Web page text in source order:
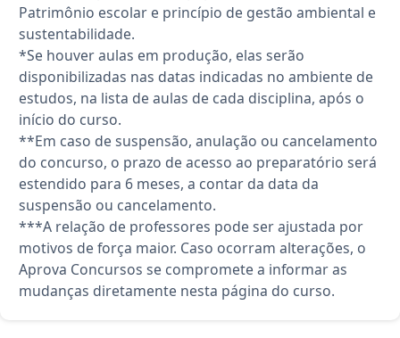
Patrimônio escolar e princípio de gestão ambiental e
sustentabilidade.
*Se houver aulas em produção, elas serão
disponibilizadas nas datas indicadas no ambiente de
estudos, na lista de aulas de cada disciplina, após o
início do curso.
**Em caso de suspensão, anulação ou cancelamento
do concurso, o prazo de acesso ao preparatório será
estendido para 6 meses, a contar da data da
suspensão ou cancelamento.
***A relação de professores pode ser ajustada por
motivos de força maior. Caso ocorram alterações, o
Aprova Concursos se compromete a informar as
mudanças diretamente nesta página do curso.